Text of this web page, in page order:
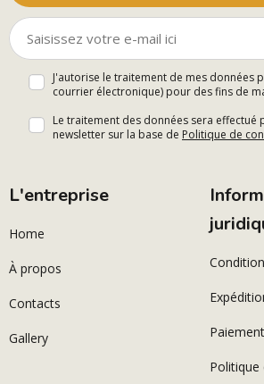
J'autorise le traitement de mes données
courrier électronique) pour des fins de
Le traitement des données sera effectué
newsletter sur la base de Politique de
L'entreprise
Home
À propos
Contacts
Gallery
Politique